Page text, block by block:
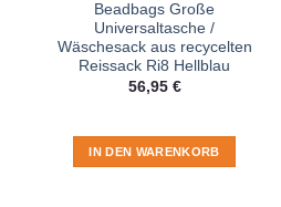
Beadbags Große
Universaltasche /
Wäschesack aus recycelten
Reissack Ri8 Hellblau
56,95 €
IN DEN WARENKORB